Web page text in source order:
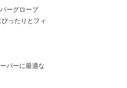
ーグローブ
ったりとフィ
パーに最適な